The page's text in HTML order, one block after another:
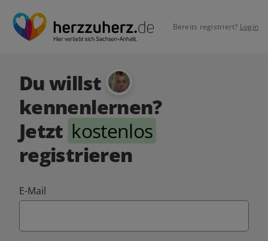
Bereits registriert? Login
Du willst
kennenlernen?
Jetzt kostenlos
registrieren
E-Mail